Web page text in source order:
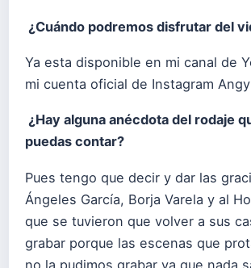
¿Cuándo podremos disfrutar del
Ya esta disponible en mi canal de
mi cuenta oficial de Instagram
¿Hay alguna anécdota del rodaje
puedas contar?
Pues tengo que decir y dar las
Ángeles García, Borja Varela y al
que se tuvieron que volver a sus
grabar porque las escenas que
no la pudimos grabar ya que nada